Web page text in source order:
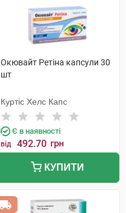
Окювайт Ретіна капсули 30
шт
Куртіс Хелс Капс
Є в наявності
від 492.70 грн
КУПИТИ